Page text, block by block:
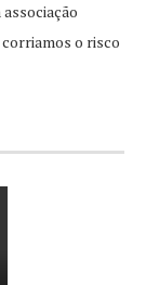
o risco